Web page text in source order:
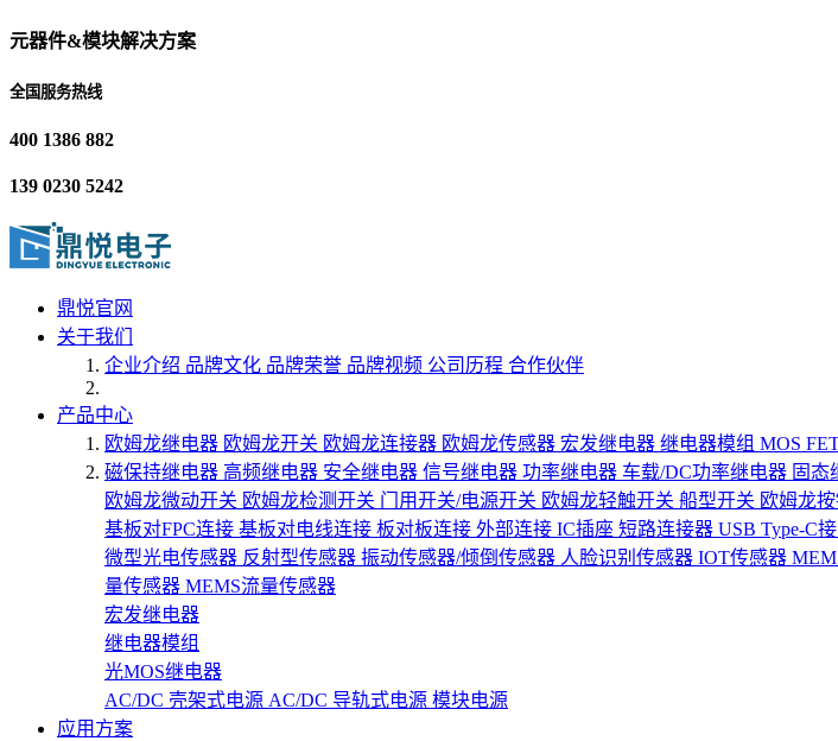
元器件&模块解决方案
全国服务热线
400 1386 882
139 0230 5242
鼎悦官网
关于我们
企业介绍 品牌文化 品牌荣誉 品牌视频 公司历程 合作伙伴
产品中心
欧姆龙继电器 欧姆龙开关 欧姆龙连接器 欧姆龙传感器 宏发继电器 继电器模组 MOS
磁保持继电器 高频继电器 安全继电器 信号继电器 功率继电器 车载/DC功率继电器 固态
欧姆龙微动开关 欧姆龙检测开关 门用开关/电源开关 欧姆龙轻触开关 船型开关 欧姆龙
基板对FPC连接 基板对电线连接 板对板连接 外部连接 IC插座 短路连接器 USB Type-C
微型光电传感器 反射型传感器 振动传感器/倾倒传感器 人脸识别传感器 IOT传感器
量传感器 MEMS流量传感器
宏发继电器
继电器模组
光MOS继电器
AC/DC 壳架式电源 AC/DC 导轨式电源 模块电源
应用方案